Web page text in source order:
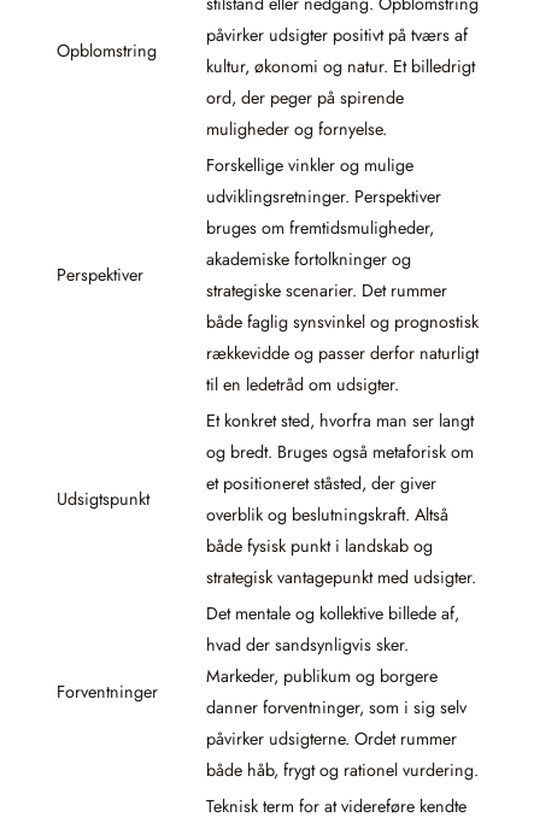
Opblomstring
påvirker udsigter positivt på tværs af
kultur, økonomi og natur. Et billedrigt
ord, der peger på spirende
muligheder og fornyelse.
Perspektiver
Forskellige vinkler og mulige
udviklingsretninger. Perspektiver
bruges om fremtidsmuligheder,
akademiske fortolkninger og
strategiske scenarier. Det rummer
både faglig synsvinkel og prognostisk
rækkevidde og passer derfor naturligt
til en ledetråd om udsigter.
Udsigtspunkt
Et konkret sted, hvorfra man ser langt
og bredt. Bruges også metaforisk om
et positioneret ståsted, der giver
overblik og beslutningskraft. Altså
både fysisk punkt i landskab og
strategisk vantagepunkt med udsigter.
Forventninger
Det mentale og kollektive billede af,
hvad der sandsynligvis sker.
Markeder, publikum og borgere
danner forventninger, som i sig selv
påvirker udsigterne. Ordet rummer
både håb, frygt og rationel vurdering.
Teknisk term for at videreføre kendte